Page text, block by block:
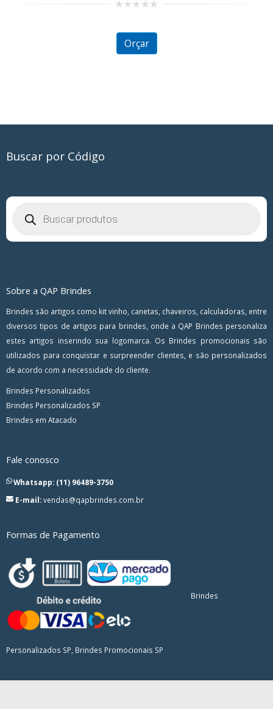
of
5
Orçar
Buscar por Código
Sobre a QAP Brindes
Brindes são artigos como kit vinho, canetas, chaveiros, calculadoras, entre
diversos tipos de artigos para brindes, onde a QAP Brindes personaliza
estes artigos inserindo sua logomarca. Os Brindes promocionais são
utilizados para conquistar e surpreender clientes, e são personalizados
de acordo com a necessidade do cliente.
Brindes Personalizados
Brindes Personalizados SP
Brindes em Atacado
Fale conosco
Whatsapp: (11) 96489-3750
E-mail:vendas@qapbrindes.com.br
Formas de Pagamento
Brindes
Personalizados SP, Brindes Promocionais SP